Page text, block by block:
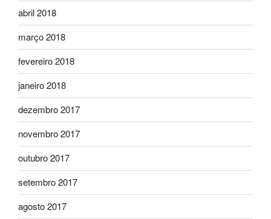
abril 2018
março 2018
fevereiro 2018
janeiro 2018
dezembro 2017
novembro 2017
outubro 2017
setembro 2017
agosto 2017